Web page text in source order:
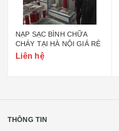
NẠP SẠC BÌNH CHỮA
CHÁY TẠI HÀ NỘI GIÁ RẺ
Liên hệ
THÔNG TIN